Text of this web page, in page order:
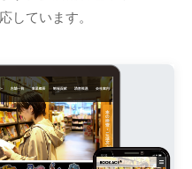
しています。